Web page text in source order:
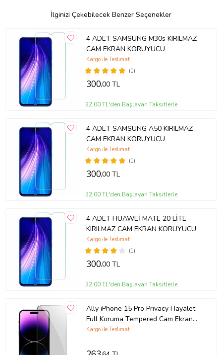
İlginizi Çekebilecek Benzer Seçenekler
4 ADET SAMSUNG M30s KIRILMAZ
CAM EKRAN KORUYUCU
(1)
Kargo ile Teslimat
300,00 TL
32,00 TL'den Başlayan Taksitlerle
4 ADET SAMSUNG A50 KIRILMAZ
CAM EKRAN KORUYUCU
(1)
Kargo ile Teslimat
300,00 TL
32,00 TL'den Başlayan Taksitlerle
4 ADET HUAWEİ MATE 20 LİTE
KIRILMAZ CAM EKRAN KORUYUCU
(1)
Kargo ile Teslimat
300,00 TL
32,00 TL'den Başlayan Taksitlerle
Ally iPhone 15 Pro Privacy Hayalet
Full Koruma Tempered Cam Ekran
Koruyucu (Siyah)
Kargo ile Teslimat